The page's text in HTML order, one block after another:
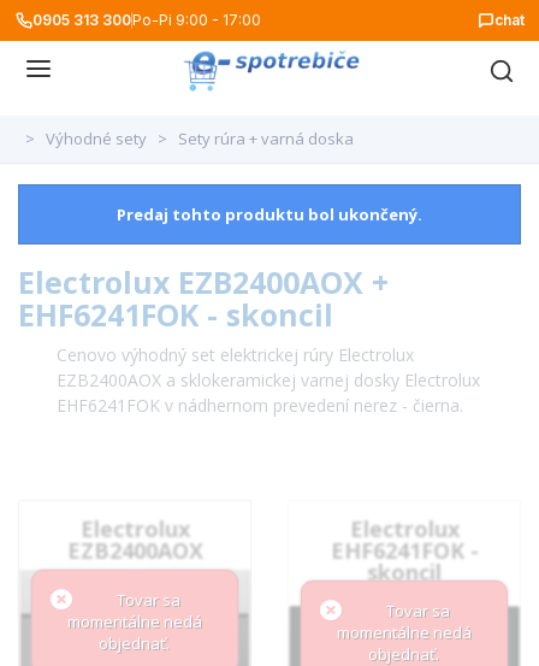
0905 313 300Po-Pi 9:00 - 17:00 chat
> Výhodné sety > Sety rúra + varná doska
Predaj tohto produktu bol ukončený.
Electrolux EZB2400AOX +
EHF6241FOK - skoncil
Cenovo výhodný set elektrickej rúry Electrolux
EZB2400AOX a sklokeramickej varnej dosky Electrolux
EHF6241FOK v nádhernom prevedení nerez - čierna.
Electrolux
EZB2400AOX
Tovar sa
momentálne nedá
objednať.
Electrolux
EHF6241FOK -
skoncil
Tovar sa
momentálne nedá
objednať.